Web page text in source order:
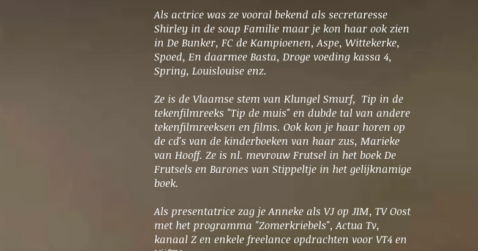
Als actrice was ze vooral bekend als secretaresse
Shirley in de soap Familie maar je kon haar ook zien
in De Bunker, FC de Kampioenen, Aspe, Wittekerke,
Spoed, En daarmee Basta, Droge voeding kassa 4,
Spring, Louislouise enz.
Ze is de Vlaamse stem van Klungel Smurf, Tip in de
tekenfilmreeks "Tip de muis" en dubde tal van andere
tekenfilmreeksen en films. Ook kon je haar horen op
de cd's van de kinderboeken van haar zus, Marieke
van Hooff. Ze is nl. mevrouw Frutsel in het boek De
Frutsels en Barones van Stippeltje in het gelijknamige
boek.
Als presentatrice zag je Anneke als VJ op JIM, TV Oost
met het programma "Zomerkriebels", Actua Tv,
kanaal Z en enkele freelance opdrachten voor VT4 en